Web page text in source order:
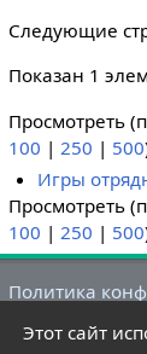
Следующие
Показан 1
Просмотреть (
100 | 250 | 500
Игры
Просмотреть (
100 | 250 | 500
Политика
Отказ от
Этот сайт